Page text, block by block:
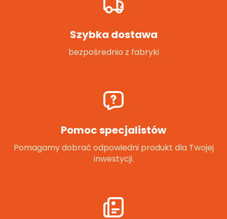
Szybka dostawa
bezpośrednio z fabryki
Pomoc specjalistów
Pomagamy dobrać odpowiedni produkt dla Twojej
inwestycji.